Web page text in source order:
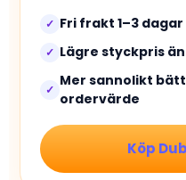
✓ Fri frakt 1–3 dagar
✓ Lägre styckpris
✓
Mer sannolikt
ordervärde
Köp